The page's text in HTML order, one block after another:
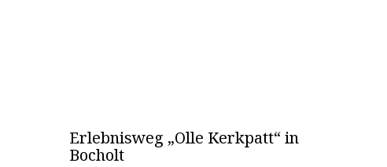
Erlebnisweg „Olle Kerkpatt“ in
Bocholt